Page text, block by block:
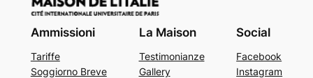
Ammissioni
Tariffe
Soggiorno Breve
La Maison
Testimonianze
Gallery
Social
Facebook
Instagram